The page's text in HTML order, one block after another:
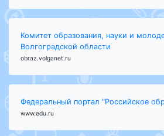
Комитет образования, науки и
Волгоградской области
obraz.volganet.ru
Федеральный портал "Российское
www.edu.ru